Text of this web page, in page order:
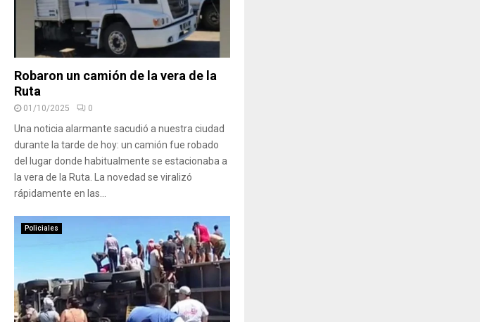
Robaron un camión de la vera de la
Ruta
01/10/2025 0
Una noticia alarmante sacudió a nuestra ciudad
durante la tarde de hoy: un camión fue robado
del lugar donde habitualmente se estacionaba a
la vera de la Ruta. La novedad se viralizó
rápidamente en las...
Policiales